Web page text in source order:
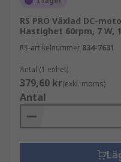
RS PRO Växlad DC-
Hastighet 60rpm, 7 W,
RS-artikelnummer 834-7631
Antal (1 enhet)
379,60 kr(exkl. moms)
Antal